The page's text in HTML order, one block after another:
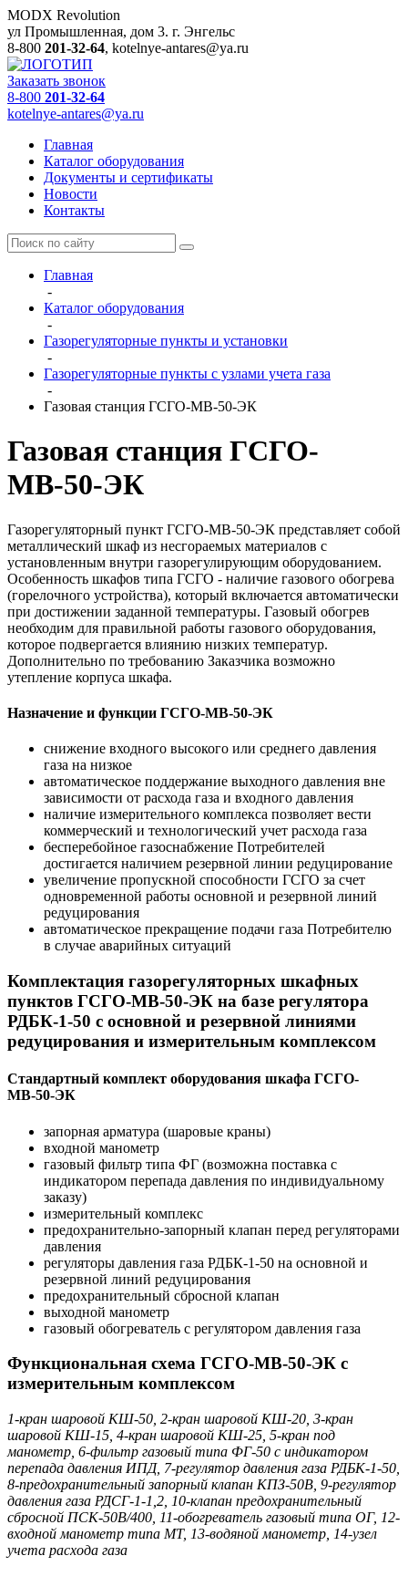
MODX Revolution
ул Промышленная, дом 3. г. Энгельс
8-800 201-32-64, kotelnye-antares@ya.ru
Заказать звонок
8-800 201-32-64
kotelnye-antares@ya.ru
Главная
Каталог оборудования
Документы и сертификаты
Новости
Контакты
Главная
-
Каталог оборудования
-
Газорегуляторные пункты и установки
-
Газорегуляторные пункты с узлами учета газа
-
Газовая станция ГСГО-МВ-50-ЭК
Газовая станция ГСГО-
МВ-50-ЭК
Газорегуляторный пункт ГСГО-МВ-50-ЭК представляет собой
металлический шкаф из несгораемых материалов с
установленным внутри газорегулирующим оборудованием.
Особенность шкафов типа ГСГО - наличие газового обогрева
(горелочного устройства), который включается автоматически
при достижении заданной температуры. Газовый обогрев
необходим для правильной работы газового оборудования,
которое подвергается влиянию низких температур.
Дополнительно по требованию Заказчика возможно
утепление корпуса шкафа.
Назначение и функции ГСГО-МВ-50-ЭК
снижение входного высокого или среднего давления
газа на низкое
автоматическое поддержание выходного давления вне
зависимости от расхода газа и входного давления
наличие измерительного комплекса позволяет вести
коммерческий и технологический учет расхода газа
бесперебойное газоснабжение Потребителей
достигается наличием резервной линии редуцирование
увеличение пропускной способности ГСГО за счет
одновременной работы основной и резервной линий
редуцирования
автоматическое прекращение подачи газа Потребителю
в случае аварийных ситуаций
Комплектация газорегуляторных шкафных
пунктов ГСГО-МВ-50-ЭК на базе регулятора
РДБК-1-50 с основной и резервной линиями
редуцирования и измерительным комплексом
Стандартный комплект оборудования шкафа ГСГО-
МВ-50-ЭК
запорная арматура (шаровые краны)
входной манометр
газовый фильтр типа ФГ (возможна поставка с
индикатором перепада давления по индивидуальному
заказу)
измерительный комплекс
предохранительно-запорный клапан перед регуляторами
давления
регуляторы давления газа РДБК-1-50 на основной и
резервной линий редуцирования
предохранительный сбросной клапан
выходной манометр
газовый обогреватель с регулятором давления газа
Функциональная схема ГСГО-МВ-50-ЭК с
измерительным комплексом
1-кран шаровой КШ-50, 2-кран шаровой КШ-20, 3-кран
шаровой КШ-15, 4-кран шаровой КШ-25, 5-кран под
манометр, 6-фильтр газовый типа ФГ-50 с индикатором
перепада давления ИПД, 7-регулятор давления газа РДБК-1-50,
8-предохранительный запорный клапан КПЗ-50В, 9-регулятор
давления газа РДСГ-1-1,2, 10-клапан предохранительный
сбросной ПСК-50В/400, 11-обогреватель газовый типа ОГ, 12-
входной манометр типа МТ, 13-водяной манометр, 14-узел
учета расхода газа